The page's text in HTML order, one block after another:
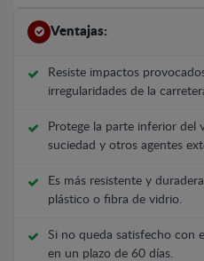
Ventajas:
Resiste impactos
irregularidades de la
Protege la parte inferior del
suciedad y otros agentes
Es más resistente y
plástico o fibra de vidrio.
Si no queda satisfecho con
en un plazo de 60 días.